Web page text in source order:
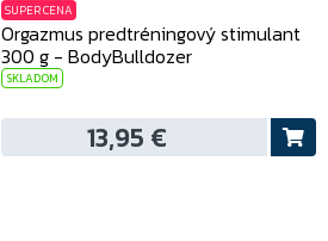
SUPER CENA
Orgazmus predtréningový stimulant
300 g - BodyBulldozer
SKLADOM
13,95 €